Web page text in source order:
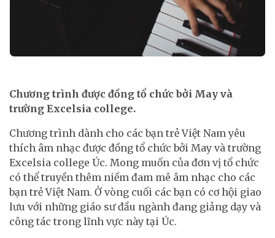
Chương trình được đồng tổ chức bởi May và
trường Excelsia college.
Chương trình dành cho các bạn trẻ Việt Nam yêu
thích âm nhạc được đồng tổ chức bởi May và trường
Excelsia college Úc. Mong muốn của đơn vị tổ chức
có thể truyền thêm niềm đam mê âm nhạc cho các
bạn trẻ Việt Nam. Ở vòng cuối các bạn có cơ hội giao
lưu với những giáo sư đầu ngành đang giảng dạy và
công tác trong lĩnh vực này tại Úc.